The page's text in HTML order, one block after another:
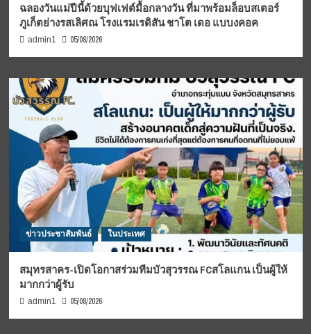
ฉลองวันแม่ปีนี้ด้วยบุฟเฟต์มื้อกลางวัน ที่มาพร้อมล็อบสเตอร์
ภูเก็ตย่างรสเลิศณ โรงแรมเรดิสัน ชาโต เดอ แบบงคอค
admin1 05/08/2026
ข่าวประชาสัมพันธ์ ในประเทศ
สมุทรสาคร-เปิดโอกาสร่วมทีมบัวสุวรรณ FCสโลแกน เป็นผู้ให้
มากกว่าผู้รับ
admin1 05/08/2026